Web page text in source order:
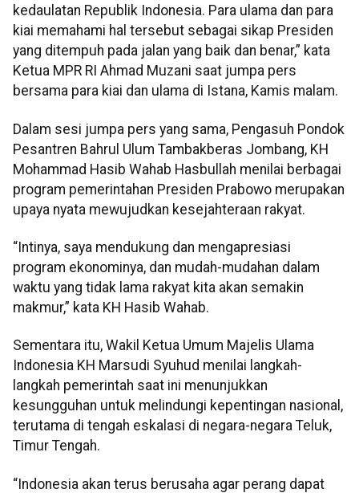
kedaulatan Republik Indonesia. Para ulama dan para
kiai memahami hal tersebut sebagai sikap Presiden
yang ditempuh pada jalan yang baik dan benar,” kata
Ketua MPR RI Ahmad Muzani saat jumpa pers
bersama para kiai dan ulama di Istana, Kamis malam.
Dalam sesi jumpa pers yang sama, Pengasuh Pondok
Pesantren Bahrul Ulum Tambakberas Jombang, KH
Mohammad Hasib Wahab Hasbullah menilai berbagai
program pemerintahan Presiden Prabowo merupakan
upaya nyata mewujudkan kesejahteraan rakyat.
“Intinya, saya mendukung dan mengapresiasi
program ekonominya, dan mudah-mudahan dalam
waktu yang tidak lama rakyat kita akan semakin
makmur,” kata KH Hasib Wahab.
Sementara itu, Wakil Ketua Umum Majelis Ulama
Indonesia KH Marsudi Syuhud menilai langkah-
langkah pemerintah saat ini menunjukkan
kesungguhan untuk melindungi kepentingan nasional,
terutama di tengah eskalasi di negara-negara Teluk,
Timur Tengah.
“Indonesia akan terus berusaha agar perang dapat